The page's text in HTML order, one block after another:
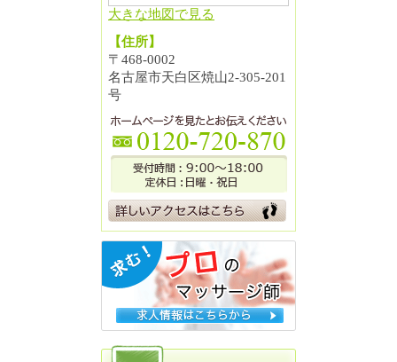
大きな地図で見る
【住所】
〒468-0002
名古屋市天白区焼山2-305-201
号